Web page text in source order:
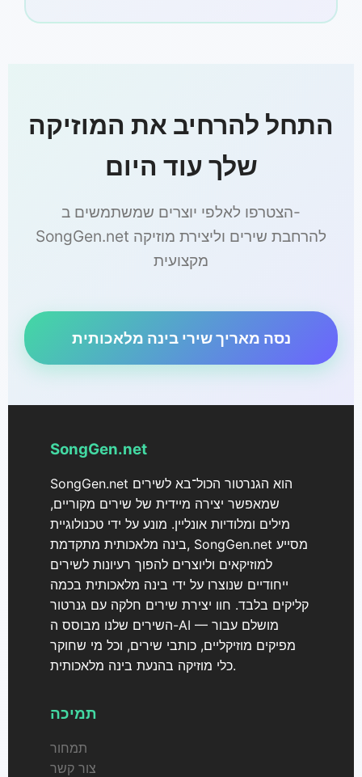
התחל להרחיב את המוזיקה
שלך עוד היום
הצטרפו לאלפי יוצרים שמשתמשים ב-
SongGen.net להרחבת שירים וליצירת מוזיקה
מקצועית
נסה מאריך שירי בינה מלאכותית
SongGen.net
SongGen.net הוא הגנרטור הכול־בא לשירים
שמאפשר יצירה מיידית של שירים מקוריים,
מילים ומלודיות אונליין. מונע על ידי טכנולוגיית
בינה מלאכותית מתקדמת, SongGen.net מסייע
למוזיקאים וליוצרים להפוך רעיונות לשירים
ייחודיים שנוצרו על ידי בינה מלאכותית בכמה
קליקים בלבד. חוו יצירת שירים חלקה עם גנרטור
השירים שלנו מבוסס ה-AI — מושלם עבור
מפיקים מוזיקליים, כותבי שירים, וכל מי שחוקר
כלי מוזיקה בהנעת בינה מלאכותית.
תמיכה
תמחור
צור קשר